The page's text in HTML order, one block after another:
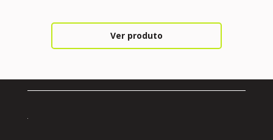
Ver produto